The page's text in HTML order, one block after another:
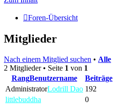
Foren-Übersicht
Mitglieder
Nach einem Mitglied suchen • Alle
2 Mitglieder • Seite 1 von 1
RangBenutzername Beiträge
AdministratorLodrill Dao 192
littlebuddha
0